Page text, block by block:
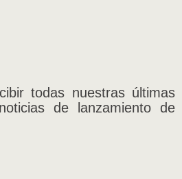
todas nuestras últimas
de lanzamiento de